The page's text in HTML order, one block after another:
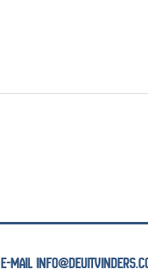
E-MAIL